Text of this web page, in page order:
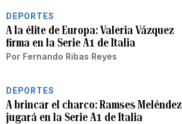
DEPORTES
A la élite de Europa: Valeria Vázquez
firma en la Serie A1 de Italia
Por Fernando Ribas Reyes
DEPORTES
A brincar el charco: Ramses Meléndez
jugará en la Serie A1 de Italia